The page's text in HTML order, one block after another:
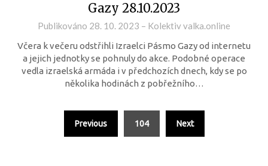
Gazy 28.10.2023
Publikováno 28. 10. 2023 – Kolektiv valka.online
Včera k večeru odstřihli Izraelci Pásmo Gazy od internetu
a jejich jednotky se pohnuly do akce. Podobné operace
vedla izraelská armáda i v předchozích dnech, kdy se po
několika hodinách z pobřežního…
Previous 104 Next